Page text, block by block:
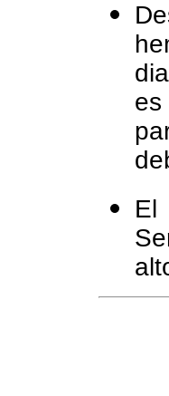
es
El